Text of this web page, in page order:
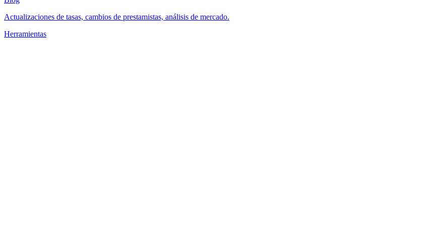
Actualizaciones de tasas, cambios de prestamistas, análisis de mercado.
Herramientas